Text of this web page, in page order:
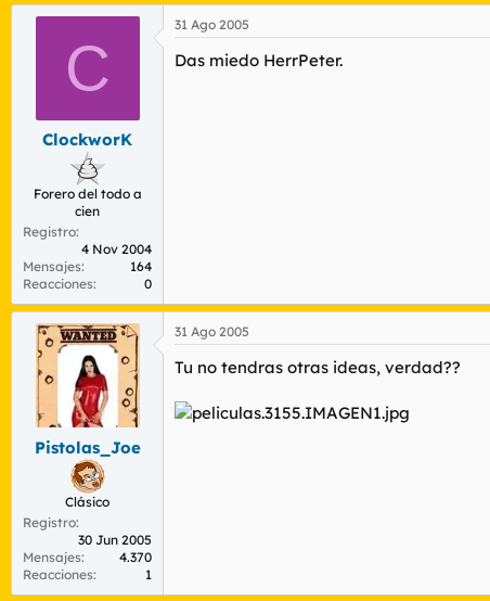
C
ClockworK
Forero del todo a
cien
Registro
4 Nov 2004
Mensajes
164
Reacciones
0
31 Ago 2005
Das miedo HerrPeter.
Pistolas_Joe
Clásico
Registro
30 Jun 2005
Mensajes
4.370
Reacciones
1
31 Ago 2005
Tu no tendras otras ideas, verdad??